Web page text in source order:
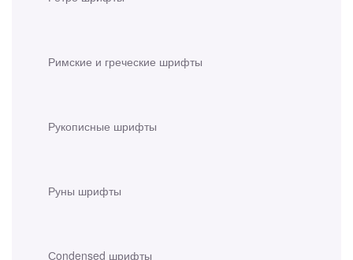
Римские и греческие шрифты
Рукописные шрифты
Руны шрифты
Сondensed шрифты